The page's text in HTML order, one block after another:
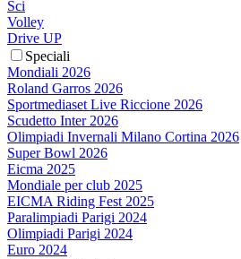
Sci
Volley
Drive UP
Speciali
Mondiali 2026
Roland Garros 2026
Sportmediaset Live Riccione 2026
Scudetto Inter 2026
Olimpiadi Invernali Milano Cortina 2026
Super Bowl 2026
Eicma 2025
Mondiale per club 2025
EICMA Riding Fest 2025
Paralimpiadi Parigi 2024
Olimpiadi Parigi 2024
Euro 2024